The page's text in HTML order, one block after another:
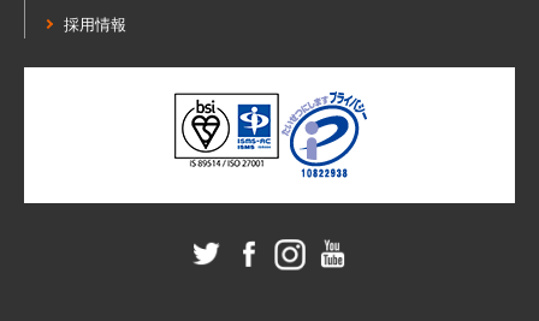
採用情報